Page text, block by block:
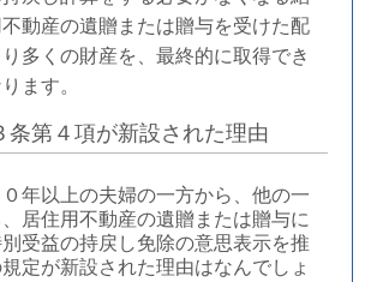
動産の遺贈または贈与を受けた配
多くの財産を、最終的に取得でき
ます。
条第４項が新設された理由
年以上の夫婦の一方から、他の一
居住用不動産の遺贈または贈与に
受益の持戻し免除の意思表示を推
定が新設された理由はなんでしょ